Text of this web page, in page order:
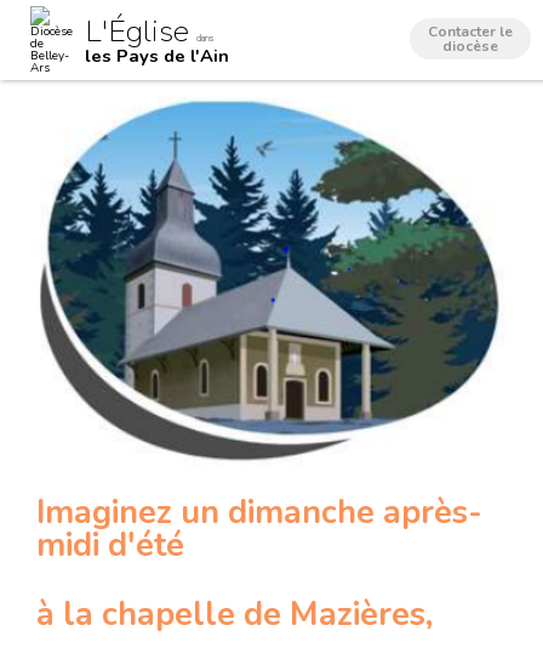
contenu.
Outils
personnels
L'Église dans
les Pays de l'Ain
Contacter le
diocèse
Imaginez un dimanche après-
midi d'été
à la chapelle de Mazières,